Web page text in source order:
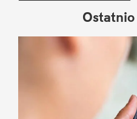
Sidebar
Ostatnio